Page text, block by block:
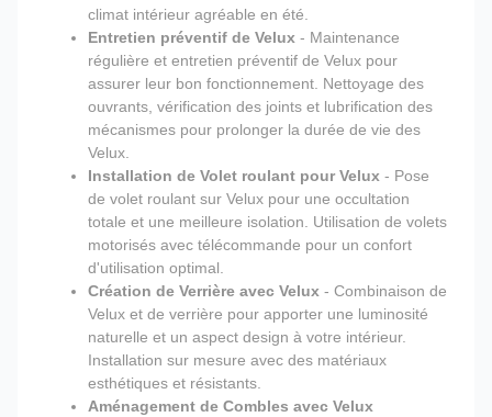
climat intérieur agréable en été.
Entretien préventif de Velux - Maintenance
régulière et entretien préventif de Velux pour
assurer leur bon fonctionnement. Nettoyage des
ouvrants, vérification des joints et lubrification des
mécanismes pour prolonger la durée de vie des
Velux.
Installation de Volet roulant pour Velux - Pose
de volet roulant sur Velux pour une occultation
totale et une meilleure isolation. Utilisation de volets
motorisés avec télécommande pour un confort
d'utilisation optimal.
Création de Verrière avec Velux - Combinaison de
Velux et de verrière pour apporter une luminosité
naturelle et un aspect design à votre intérieur.
Installation sur mesure avec des matériaux
esthétiques et résistants.
Aménagement de Combles avec Velux